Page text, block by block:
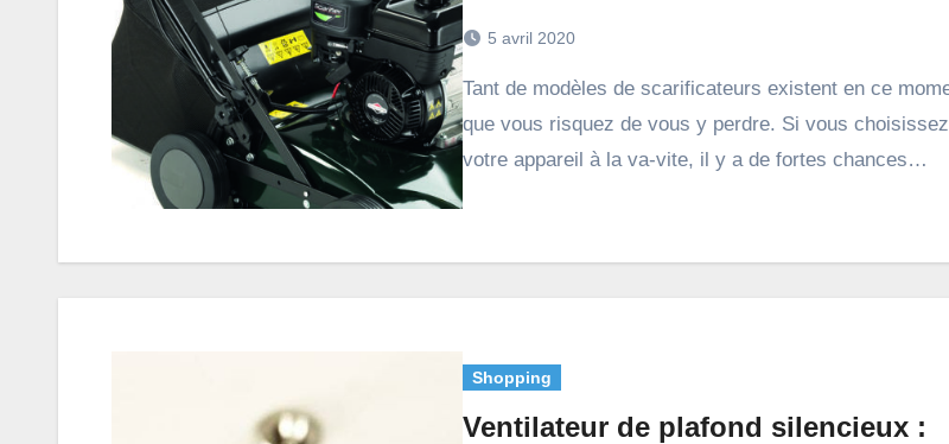
5 avril 2020
Tant de modèles de scarificateurs existent en ce moment
que vous risquez de vous y perdre. Si vous choisissez
votre appareil à la va-vite, il y a de fortes chances…
Shopping
Ventilateur de plafond silencieux :